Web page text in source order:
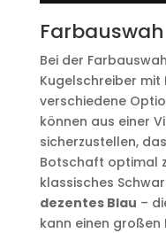
Bei der
Kugelschreiber
verschiedene
können aus einer
sicherzustellen,
Botschaft optimal
klassisches
dezentes Blau –
kann einen großen